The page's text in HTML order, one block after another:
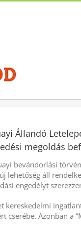
Állandó
megoldás
bevándorlási
lehetőség áll
engedélyt
kereskedelmi
Azonban a